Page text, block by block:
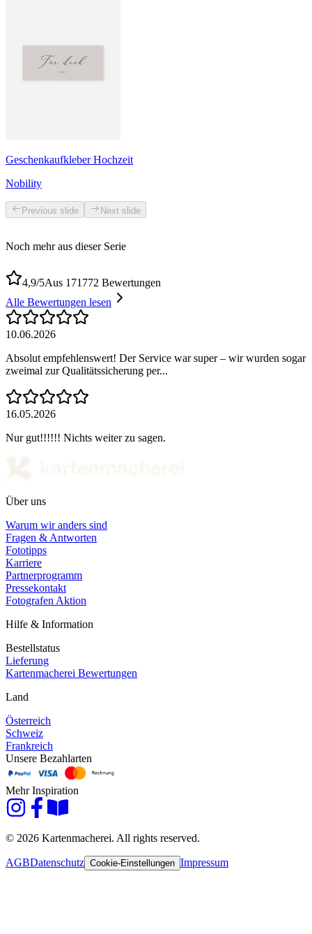
Geschenkaufkleber Hochzeit
Nobility
Previous slide Next slide
Noch mehr aus dieser Serie
4,9/5Aus 171772 Bewertungen
Alle Bewertungen lesen
10.06.2026
Absolut empfehlenswert! Der Service war super – wir wurden sogar
zweimal zur Qualitätssicherung per...
16.05.2026
Nur gut!!!!!! Nichts weiter zu sagen.
Über uns
Warum wir anders sind
Fragen & Antworten
Fototipps
Karriere
Partnerprogramm
Pressekontakt
Fotografen Aktion
Hilfe & Information
Bestellstatus
Lieferung
Kartenmacherei Bewertungen
Land
Österreich
Schweiz
Frankreich
Unsere Bezahlarten
Mehr Inspiration
© 2026 Kartenmacherei. All rights reserved.
AGBDatenschutz Cookie-Einstellungen Impressum